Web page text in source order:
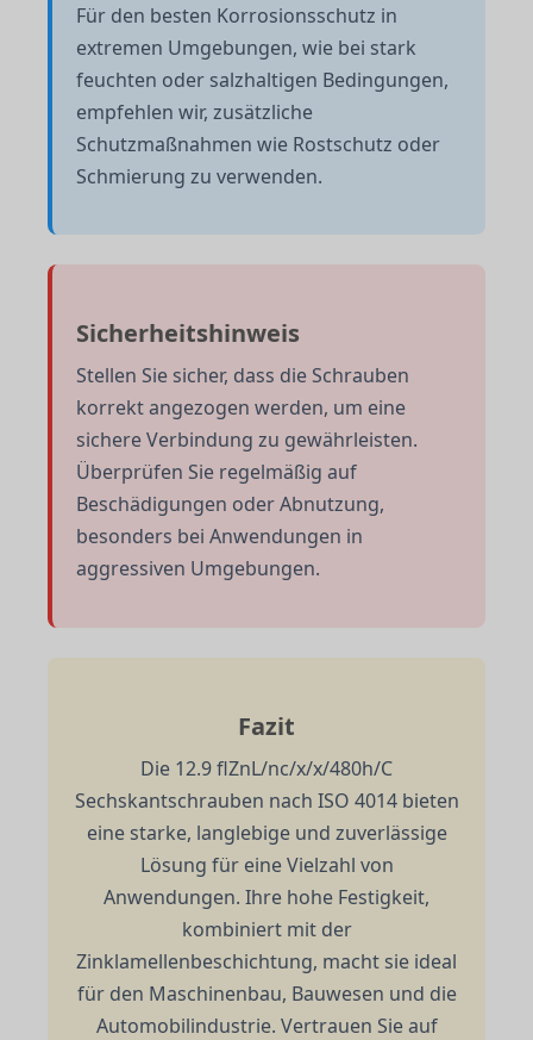
Für den besten Korrosionsschutz in
extremen Umgebungen, wie bei stark
feuchten oder salzhaltigen Bedingungen,
empfehlen wir, zusätzliche
Schutzmaßnahmen wie Rostschutz oder
Schmierung zu verwenden.
Sicherheitshinweis
Stellen Sie sicher, dass die Schrauben
korrekt angezogen werden, um eine
sichere Verbindung zu gewährleisten.
Überprüfen Sie regelmäßig auf
Beschädigungen oder Abnutzung,
besonders bei Anwendungen in
aggressiven Umgebungen.
Fazit
Die 12.9 flZnL/nc/x/x/480h/C
Sechskantschrauben nach ISO 4014 bieten
eine starke, langlebige und zuverlässige
Lösung für eine Vielzahl von
Anwendungen. Ihre hohe Festigkeit,
kombiniert mit der
Zinklamellenbeschichtung, macht sie ideal
für den Maschinenbau, Bauwesen und die
Automobilindustrie. Vertrauen Sie auf